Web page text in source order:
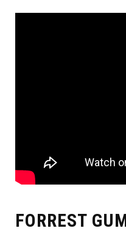
FORREST